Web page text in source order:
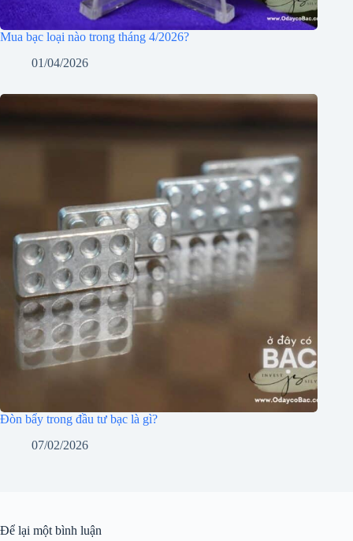
Mua bạc loại nào trong tháng 4/2026?
01/04/2026
Đòn bẩy trong đầu tư bạc là gì?
07/02/2026
Để lại một bình luận